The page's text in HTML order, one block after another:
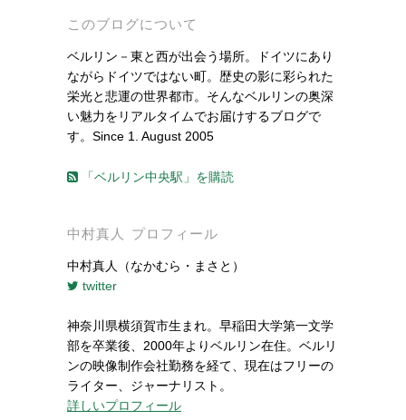
このブログについて
ベルリン－東と西が出会う場所。ドイツにあり
ながらドイツではない町。歴史の影に彩られた
栄光と悲運の世界都市。そんなベルリンの奥深
い魅力をリアルタイムでお届けするブログで
す。Since 1. August 2005
「ベルリン中央駅」を購読
中村真人 プロフィール
中村真人（なかむら・まさと）
twitter
神奈川県横須賀市生まれ。早稲田大学第一文学
部を卒業後、2000年よりベルリン在住。ベルリ
ンの映像制作会社勤務を経て、現在はフリーの
ライター、ジャーナリスト。
詳しいプロフィール